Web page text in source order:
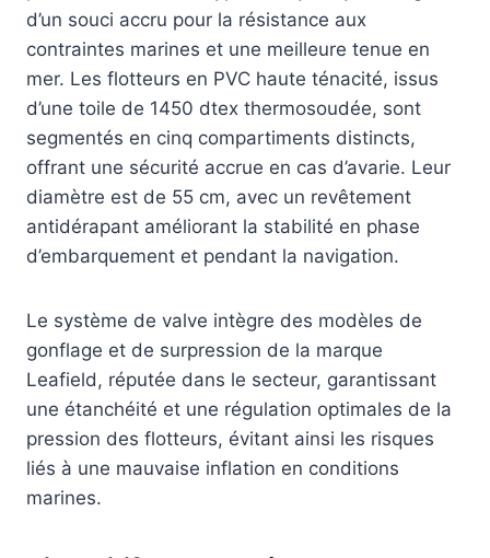
d’un souci accru pour la résistance aux
contraintes marines et une meilleure tenue en
mer. Les flotteurs en PVC haute ténacité, issus
d’une toile de 1450 dtex thermosoudée, sont
segmentés en cinq compartiments distincts,
offrant une sécurité accrue en cas d’avarie. Leur
diamètre est de 55 cm, avec un revêtement
antidérapant améliorant la stabilité en phase
d’embarquement et pendant la navigation.
Le système de valve intègre des modèles de
gonflage et de surpression de la marque
Leafield, réputée dans le secteur, garantissant
une étanchéité et une régulation optimales de la
pression des flotteurs, évitant ainsi les risques
liés à une mauvaise inflation en conditions
marines.